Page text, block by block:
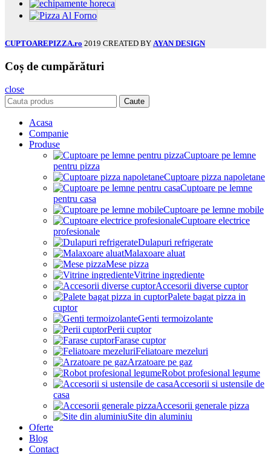
CUPTOAREPIZZA.ro 2019 CREATED BY AYAN DESIGN
Coș de cumpărături
close
Caute
Acasa
Companie
Produse
Cuptoare pe lemne
pentru pizza
Cuptoare pizza napoletane
Cuptoare pe lemne
pentru casa
Cuptoare pe lemne mobile
Cuptoare electrice
profesionale
Dulapuri refrigerate
Malaxoare aluat
Mese pizza
Vitrine ingrediente
Accesorii diverse cuptor
Palete bagat pizza in
cuptor
Genti termoizolante
Perii cuptor
Farase cuptor
Feliatoare mezeluri
Arzatoare pe gaz
Robot profesional legume
Accesorii si ustensile de
casa
Accesorii generale pizza
Site din aluminiu
Oferte
Blog
Contact